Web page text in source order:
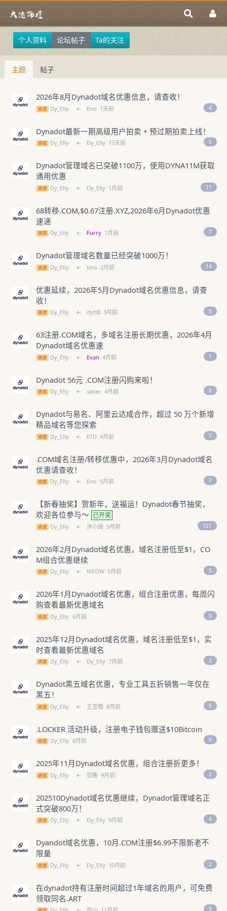
个人资料 论坛帖子 Ta的关注
主题 帖子
2026年8月Dynadot域名优惠信息，请查收！
商家 Dy_Elly ← Eno 1天前 4
Dynadot最新一期高级用户拍卖 + 预过期拍卖上线！
商家 Dy_Elly ← Dy_Elly 17天前 5
Dynadot管理域名已突破1100万，使用DYNA11M获取
通用优惠
商家 Dy_Elly ← Dy_Elly 1月前 11
68转移.COM,$0.67注册.XYZ,2026年6月Dynadot优惠
速递
商家 Dy_Elly ← Furry 1月前 7
Dynadot管理域名数量已经突破1000万！
商家 Dy_Elly ← tino 2月前 14
优惠延续，2026年5月Dynadot域名优惠信息，请查
收！
商家 Dy_Elly ← dytt8 3月前 5
63注册.COM域名，多域名注册长期优惠，2026年4月
Dynadot域名优惠速
商家 Dy_Elly ← Evan 4月前 1
Dynadot 56元 .COM注册闪购来啦！
商家 Dy_Elly ← saber 4月前 8
Dynadot与易名、阿里云达成合作，超过 50 万个新增
精品域名等您探索
商家 Dy_Elly ← ETD 4月前 7
.COM域名注册/转移优惠中，2026年3月Dynadot域名
优惠请查收！
商家 Dy_Elly ← Eno 5月前 7
【新春抽奖】贺新年，送福运！Dynadot春节抽奖，
欢迎各位参与～ 已开奖
商家 Dy_Elly ← 沐小琦 5月前 121
2026年2月Dynadot域名优惠，域名注册低至$1，CO
M组合优惠继续
商家 Dy_Elly ← MEOW 5月前 5
2026年1月Dynadot域名优惠，组合注册优惠，每周闪
购查看最新优惠域名
商家 Dy_Elly 6月前 0
2025年12月Dynadot域名优惠，域名注册低至$1，实
时查看最新优惠域名
商家 Dy_Elly ← Dy_Elly 7月前 2
Dynadot黑五域名优惠，专业工具五折销售一年仅在
黑五！
商家 Dy_Elly ← 王宜楷 8月前 6
.LOCKER 活动升级，注册电子钱包赠送$10Bitcoin
商家 Dy_Elly 8月前 0
2025年11月Dynadot域名优惠，组合注册折更多！
商家 Dy_Elly ← 剑客 9月前 2
202510Dynadot域名优惠继续，Dynadot管理域名正
式突破800万！
商家 Dy_Elly ← Dy_Elly 9月前 4
Dyandot域名优惠，10月.COM注册$6.99不限新老不
限量
商家 Dy_Elly ← Dy_Elly 10月前 2
在dynadot持有注册时间超过1年域名的用户，可免费
领取同名.ART
9